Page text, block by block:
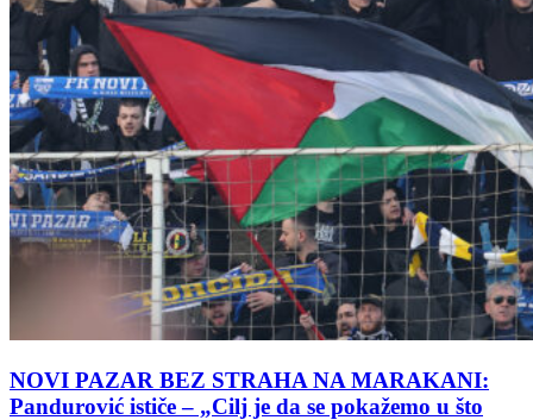
NOVI PAZAR BEZ STRAHA NA MARAKANI:
Pandurović ističe – „Cilj je da se pokažemo u što